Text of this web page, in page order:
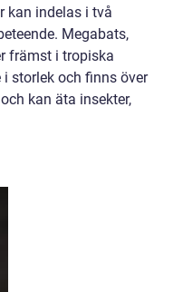
kan indelas i två
Megabats,
främst i tropiska
storlek och finns över
kan äta insekter,